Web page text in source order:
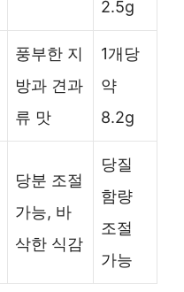
2.5g
풍부한 지
방과 견과
류 맛
1개당
약
8.2g
당분 조절
가능, 바
삭한 식감
당질
함량
조절
가능